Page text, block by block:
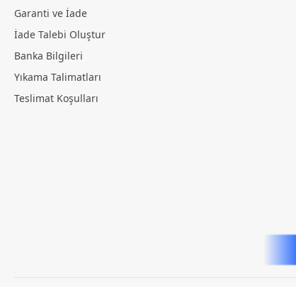
Garanti ve İade
İade Talebi Oluştur
Banka Bilgileri
Yıkama Talimatları
Teslimat Koşulları